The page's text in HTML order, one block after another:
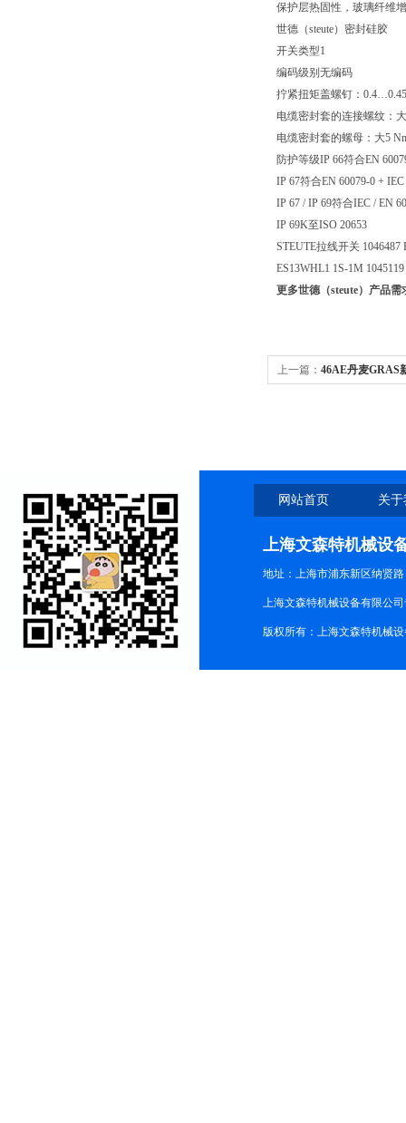
保护层热固性，玻璃纤维
世德（steute）密封硅胶
开关类型1
编码级别无编码
拧紧扭矩盖螺钉：
电缆密封套的连接螺纹：
电缆密封套的螺母：大5
防护等级IP 66符合EN
IP 67符合EN 60079-0 +
IP 67 / IP 69符合IEC / EN
IP 69K至ISO 20653
STEUTE拉线开关 1046487
ES13WHL1 1S-1M
更多世德（steute）产品
上一篇： 46AE丹麦GRAS
网站首页 关
上海文森特机械设
地址：上海市浦东新区纳贤路
上海文森特机械设备有限公
版权所有：上海文森特机械